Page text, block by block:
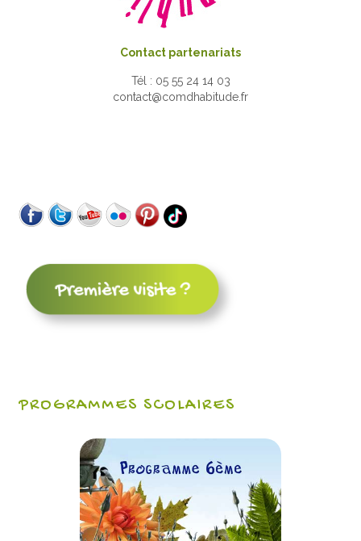
Contact partenariats
Tél : 05 55 24 14 03
contact@comdhabitude.fr
PROGRAMMES SCOLAIRES